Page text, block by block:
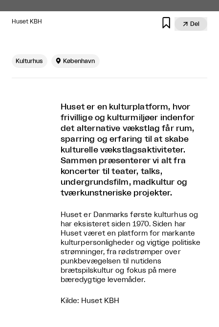
Huset KBH   Del
Kulturhus  København
Huset er en kulturplatform, hvor
frivillige og kulturmiljøer indenfor
det alternative vækstlag får rum,
sparring og erfaring til at skabe
kulturelle vækstlagsaktiviteter.
Sammen præsenterer vi alt fra
koncerter til teater, talks,
undergrundsfilm, madkultur og
tværkunstneriske projekter.
Huset er Danmarks første kulturhus og
har eksisteret siden 1970. Siden har
Huset været en platform for markante
kulturpersonligheder og vigtige politiske
strømninger, fra rødstrømper over
punkbevægelsen til nutidens
brætspilskultur og fokus på mere
bæredygtige levemåder.
Kilde: Huset KBH